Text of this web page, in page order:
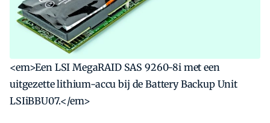
<em>Een LSI MegaRAID SAS 9260-8i met een
uitgezette lithium-accu bij de Battery Backup Unit
LSIiBBU07.</em>